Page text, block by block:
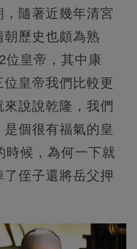
隨著近幾年清宮
歷史也頗為熟
位皇帝，其中康
皇帝我們比較更
說說乾隆，我們
個很有福氣的皇
時候，為何一下就
了侄子還將岳父押